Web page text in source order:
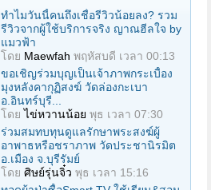
ทำไมวันนี้คนถึงเชื่อรีวิวน้อยลง? รวม
รีวิวจากผู้ใช้บริการจริง ญาณฮีลใจ by
แมวฟ้า
โดย Maewfah พฤหัสบดี เวลา 00:13
ขอเชิญร่วมบุญเป็นเจ้าภาพกระเบื้อง
มุงหลังคากุฏิสงฆ์ วัดล่องกะเบา
อ.อินทร์บุรี...
โดยไข่หวานน้อย พุธ เวลา 07:30
ร่วมสมทบทุนดูแลรักษาพระสงฆ์ผู้
อาพาธหรือชราภาพ วัดประชานิรมิต
อ.เมือง จ.บุรีรัมย์
โดย ศิษย์รุ่นจิ๋ว พุธ เวลา 15:16